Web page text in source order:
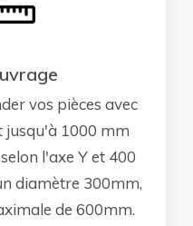
vos pièces avec
jusqu'à 1000 mm
l'axe Y et 400
diamètre 300mm,
de 600mm.